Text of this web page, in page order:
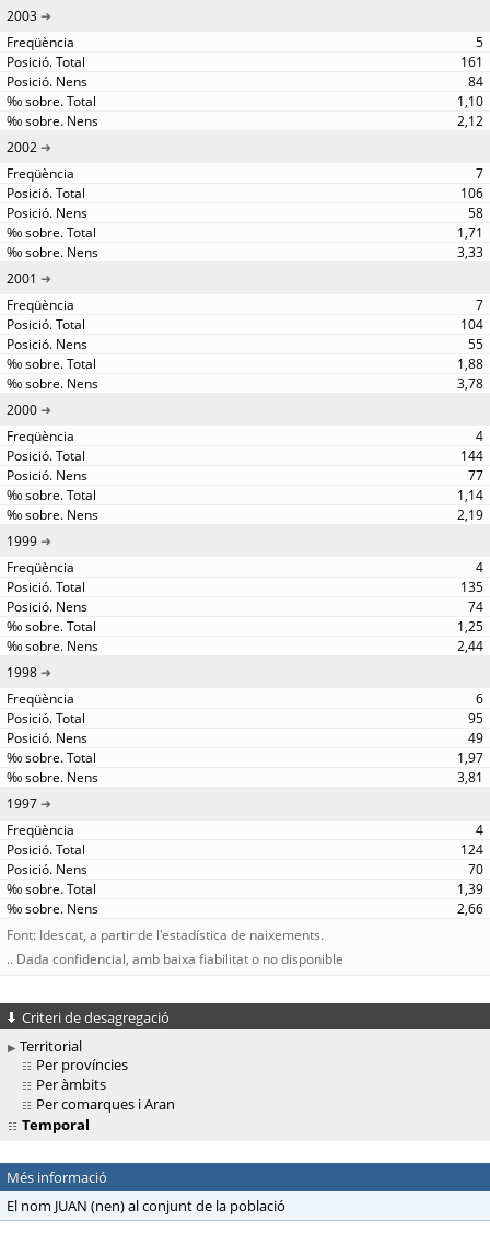
2003
5
161
84
1,10
2,12
2002
7
106
58
1,71
3,33
2001
7
104
55
1,88
3,78
2000
4
144
77
1,14
2,19
1999
4
135
74
1,25
2,44
1998
6
95
49
1,97
3,81
1997
4
124
70
1,39
2,66
Font: Idescat, a partir de l'estadística de naixements.
.. Dada confidencial, amb baixa fiabilitat o no disponible
Criteri de desagregació
Territorial
Per províncies
Per àmbits
Per comarques i Aran
Temporal
Més informació
El nom JUAN (nen) al conjunt de la població